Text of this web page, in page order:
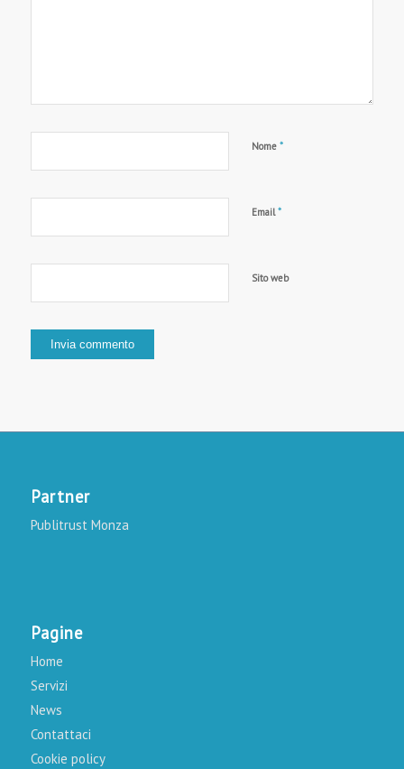
Nome *
Email*
Sito web
Partner
Publitrust Monza
Pagine
Home
Servizi
News
Contattaci
Cookie policy